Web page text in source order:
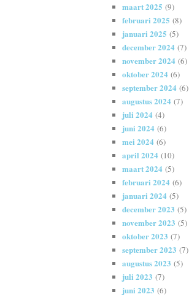
maart 2025 (9)
februari 2025 (8)
januari 2025 (5)
december 2024 (7)
november 2024 (6)
oktober 2024 (6)
september 2024 (6)
augustus 2024 (7)
juli 2024 (4)
juni 2024 (6)
mei 2024 (6)
april 2024 (10)
maart 2024 (5)
februari 2024 (6)
januari 2024 (5)
december 2023 (5)
november 2023 (5)
oktober 2023 (7)
september 2023 (7)
augustus 2023 (5)
juli 2023 (7)
juni 2023 (6)